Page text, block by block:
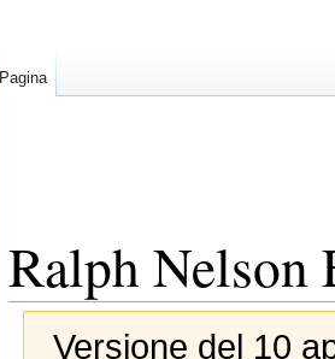
Ralph
Versione del 10
Pagina